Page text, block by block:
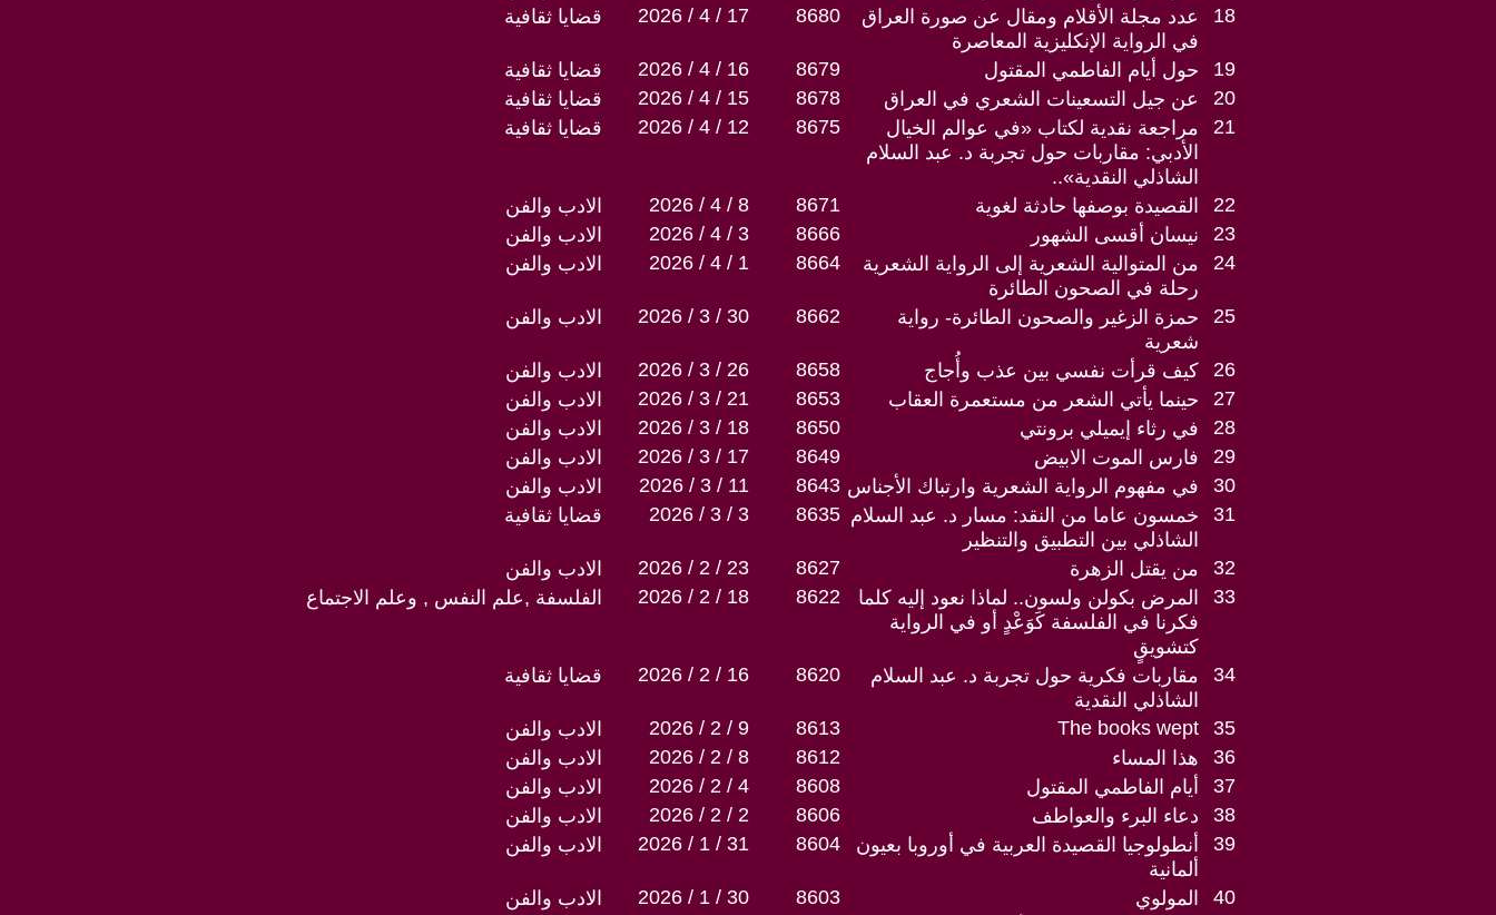
قضايا ثقافية
2026 / 4 / 17 8680
عدد مجلة الأقلام ومقال عن صورة العراق
في الرواية الإنكليزية المعاصرة
18
قضايا ثقافية 2026 / 4 / 16 8679 حول أيام الفاطمي المقتول
19
قضايا ثقافية
2026 / 4 / 15 8678 عن جيل التسعينات الشعري في العراق
20
قضايا ثقافية
2026 / 4 / 12 8675
مراجعة نقدية لكتاب «في عوالم الخيال
الأدبي: مقاربات حول تجربة د. عبد السلام
الشاذلي النقدية»..
21
الادب والفن 2026 / 4 / 8 8671 القصيدة بوصفها حادثة لغوية
22
الادب والفن
2026 / 4 / 3 8666 نيسان أقسى الشهور
23
الادب والفن
2026 / 4 / 1 8664
من المتوالية الشعرية إلى الرواية الشعرية
رحلة في الصحون الطائرة
24
الادب والفن 2026 / 3 / 30 8662
حمزة الزغير والصحون الطائرة- رواية
شعرية
25
الادب والفن 2026 / 3 / 26 8658 كيف قرأت نفسي بين عذب وأُجاج
26
الادب والفن
2026 / 3 / 21 8653 حينما يأتي الشعر من مستعمرة العقاب
27
الادب والفن
2026 / 3 / 18 8650 في رثاء إيميلي برونتي
28
الادب والفن
2026 / 3 / 17 8649 فارس الموت الابيض
29
الادب والفن
2026 / 3 / 11 8643 في مفهوم الرواية الشعرية وارتباك الأجناس
30
قضايا ثقافية
2026 / 3 / 3 8635 خمسون عاما من النقد: مسار د. عبد السلام
الشاذلي بين التطبيق والتنظير
31
الادب والفن 2026 / 2 / 23 8627 من يقتل الزهرة
32
الفلسفة ,علم النفس , وعلم الاجتماع
2026 / 2 / 18 8622
المرض بكولن ولسون.. لماذا نعود إليه كلما
فكرنا في الفلسفة كَوَعْدٍ أو في الرواية
كتشويقٍ
33
قضايا ثقافية 2026 / 2 / 16 8620
مقاربات فكرية حول تجربة د. عبد السلام
الشاذلي النقدية
34
الادب والفن 2026 / 2 / 9 8613 The books wept
35
الادب والفن
2026 / 2 / 8 8612 هذا المساء
36
الادب والفن
2026 / 2 / 4 8608 أيام الفاطمي المقتول
37
الادب والفن
2026 / 2 / 2 8606 دعاء البرء والعواطف
38
الادب والفن
2026 / 1 / 31 8604
أنطولوجيا القصيدة العربية في أوروبا بعيون
ألمانية
39
الادب والفن 2026 / 1 / 30 8603 المولوي
40